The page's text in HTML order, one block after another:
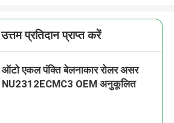
प्रतिदान प्राप्त करें
ऑटो एकल पंक्ति बेलनाकार रोलर असर
NU2312ECMC3 OEM अनुकूलित